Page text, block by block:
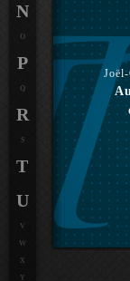
N
O
P
Q
R
S
T
U
V
W
X
Y